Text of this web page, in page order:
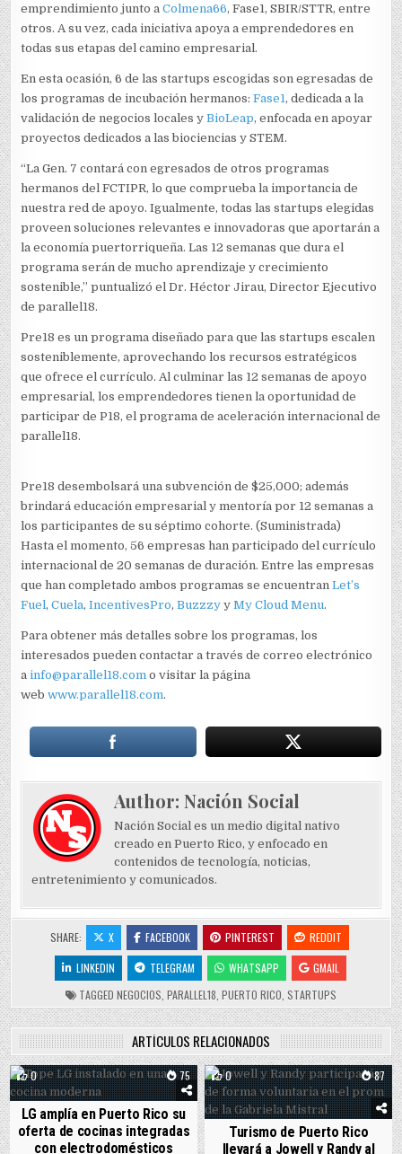
emprendimiento junto aColmena66, Fase1, SBIR/STTR, entre
otros. A su vez, cada iniciativa apoya a emprendedores en
todas sus etapas del camino empresarial.
En esta ocasión, 6 de las startups escogidas son egresadas de
los programas de incubación hermanos:Fase1 , dedicada a la
validación de negocios locales yBioLeap, enfocada en apoyar
proyectos dedicados a las biociencias y STEM.
“La Gen. 7 contará con egresados de otros programas
hermanos del FCTIPR, lo que comprueba la importancia de
nuestra red de apoyo. Igualmente, todas las startups elegidas
proveen soluciones relevantes e innovadoras que aportarán a
la economía puertorriqueña. Las 12 semanas que dura el
programa serán de mucho aprendizaje y crecimiento
sostenible,” puntualizó el Dr. Héctor Jirau, Director Ejecutivo
de parallel18.
Pre18 es un programa diseñado para que las startups escalen
sosteniblemente, aprovechando los recursos estratégicos
que ofrece el currículo. Al culminar las 12 semanas de apoyo
empresarial, los emprendedores tienen la oportunidad de
participar de P18, el programa de aceleración internacional de
parallel18.
Pre18 desembolsará una subvención de $25,000; además
brindará educación empresarial y mentoría por 12 semanas a
los participantes de su séptimo cohorte. (Suministrada)
Hasta el momento, 56 empresas han participado del currículo
internacional de 20 semanas de duración. Entre las empresas
que han completado ambos programas se encuentranLet’s
Fuel ,Cuela,IncentivesPro,Buzzzy yMy Cloud Menu.
Para obtener más detalles sobre los programas, los
interesados pueden contactar a través de correo electrónico
ainfo@parallel18.com o visitar la página
webwww.parallel18.com.
Author:Nación Social
Nación Social es un medio digital nativo
creado en Puerto Rico, y enfocado en
contenidos de tecnología, noticias,
entretenimiento y comunicados.
SHARE: X FACEBOOK PINTEREST
REDDIT
LINKEDIN
TELEGRAM WHATSAPP
GMAIL
TAGGED NEGOCIOS PARALLEL18 PUERTO RICO STARTUPS
ARTÍCULOS RELACIONADOS
0 75
LG amplía en Puerto Rico su
oferta de cocinas integradas
con electrodomésticos
0 87
Turismo de Puerto Rico
llevará a Jowell y Randy al